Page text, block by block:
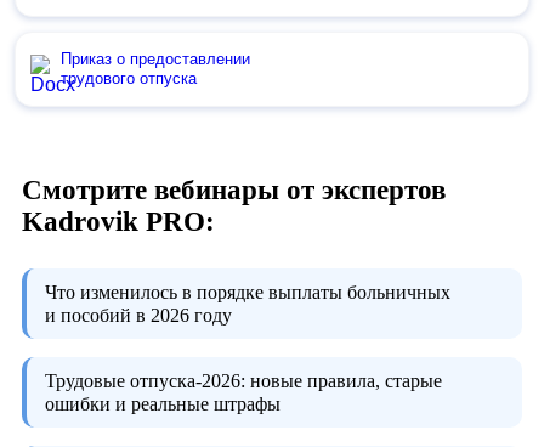
Приказ о предоставлении
трудового отпуска
Смотрите вебинары от экспертов
Kadrovik PRO:
Что изменилось в порядке выплаты больничных
и пособий в 2026 году
Трудовые отпуска-2026: новые правила, старые
ошибки и реальные штрафы